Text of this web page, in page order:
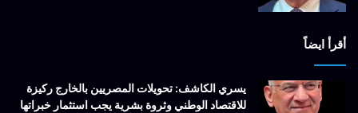
أقرأ ايضاً
يسري الكاشف: تحويلات المصريين بالخارج ركيزة
للاقتصاد الوطني وثروة بشرية يجب استثمار خبراتها